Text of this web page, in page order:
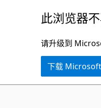
此浏览器
请升级到
下载